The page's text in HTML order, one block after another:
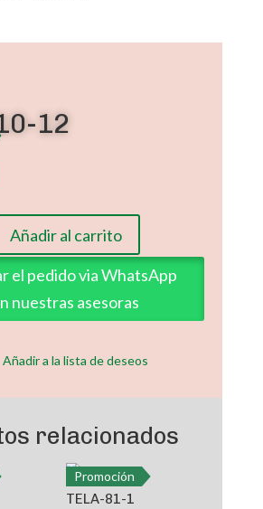
12
Añadir al carrito
el pedido via WhatsApp
nuestras asesoras
Añadir a la lista de deseos
relacionados
Promoción
TELA-81-1